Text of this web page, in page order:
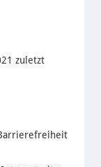
zuletzt